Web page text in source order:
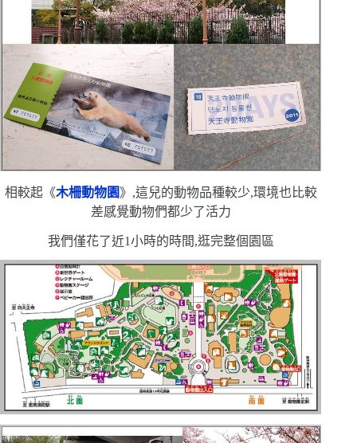
相較起《木柵動物園》 ,這兒的動物品種較少,環境也比較
差感覺動物們都少了活力
我們僅花了近1小時的時間,逛完整個園區